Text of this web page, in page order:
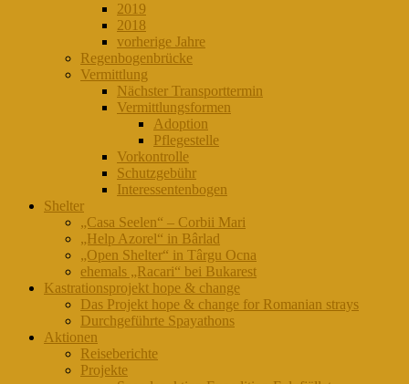
2019
2018
vorherige Jahre
Regenbogenbrücke
Vermittlung
Nächster Transporttermin
Vermittlungsformen
Adoption
Pflegestelle
Vorkontrolle
Schutzgebühr
Interessentenbogen
Shelter
„Casa Seelen“ – Corbii Mari
„Help Azorel“ in Bârlad
„Open Shelter“ in Târgu Ocna
ehemals „Racari“ bei Bukarest
Kastrationsprojekt hope & change
Das Projekt hope & change for Romanian strays
Durchgeführte Spayathons
Aktionen
Reiseberichte
Projekte